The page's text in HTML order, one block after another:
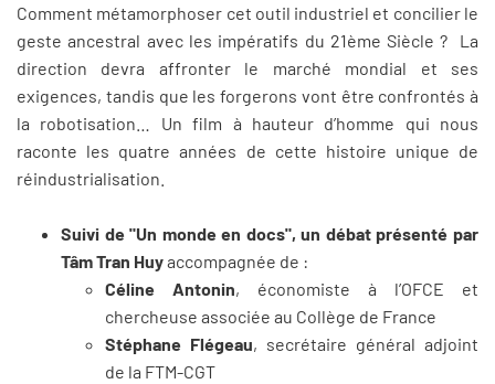
Comment métamorphoser cet outil industriel et concilier le
geste ancestral avec les impératifs du 21ème Siècle ? La
direction devra affronter le marché mondial et ses
exigences, tandis que les forgerons vont être confrontés à
la robotisation… Un film à hauteur d’homme qui nous
raconte les quatre années de cette histoire unique de
réindustrialisation.
Suivi de "Un monde en docs", un débat présenté par
Tâm Tran Huyaccompagnée de :
Céline Antonin, économiste à l’OFCE et
chercheuse associée au Collège de France
Stéphane Flégeau, secrétaire général adjoint
de la FTM-CGT